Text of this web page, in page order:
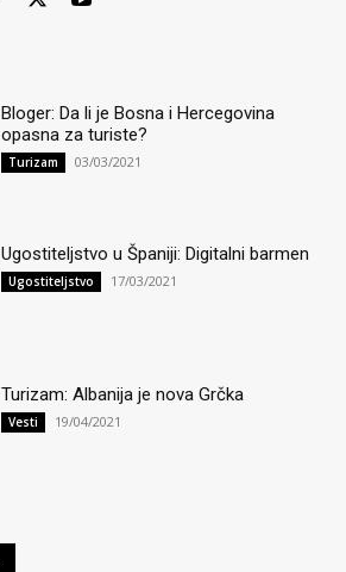
Bloger: Da li je Bosna i Hercegovina
opasna za turiste?
Turizam 03/03/2021
Ugostiteljstvo u Španiji: Digitalni barmen
Ugostiteljstvo 17/03/2021
Turizam: Albanija je nova Grčka
Vesti 19/04/2021